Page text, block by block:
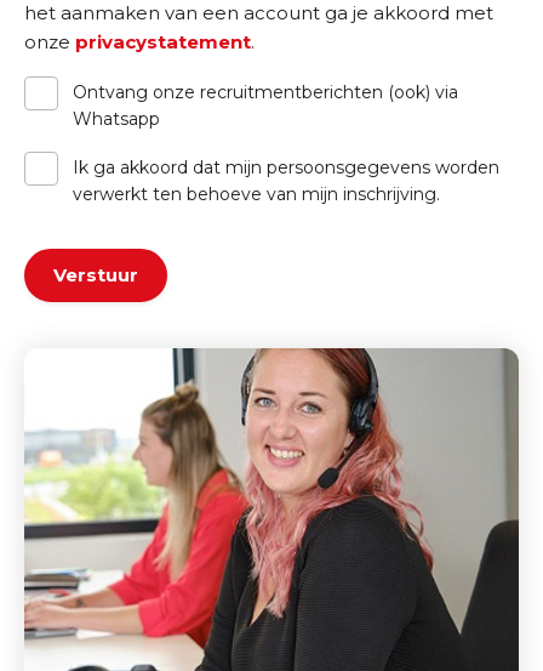
het aanmaken van een account ga je akkoord met
onze privacystatement.
Ontvang onze recruitmentberichten (ook) via
Whatsapp
Ik ga akkoord dat mijn persoonsgegevens worden
verwerkt ten behoeve van mijn inschrijving.
Verstuur